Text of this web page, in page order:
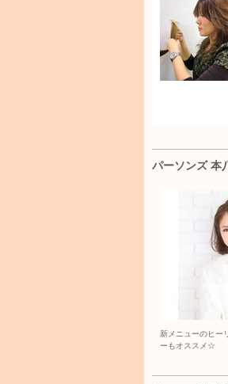
パーソンズ 本
新メニューのヒー
ーもオススメ☆